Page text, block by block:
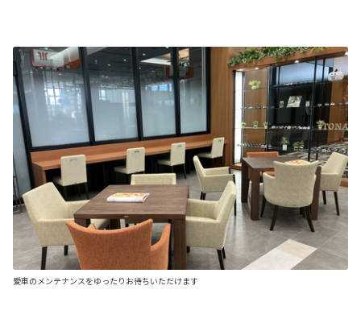
愛車のメンテナンスをゆったりお待ちいただけます